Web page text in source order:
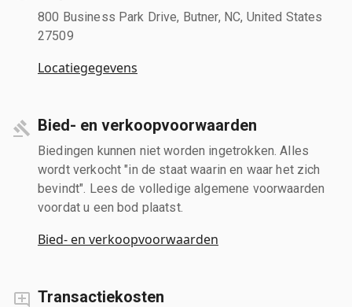
800 Business Park Drive, Butner, NC, United States
27509
Locatiegegevens
Bied- en verkoopvoorwaarden
Biedingen kunnen niet worden ingetrokken. Alles
wordt verkocht "in de staat waarin en waar het zich
bevindt". Lees de volledige algemene voorwaarden
voordat u een bod plaatst.
Bied- en verkoopvoorwaarden
Transactiekosten